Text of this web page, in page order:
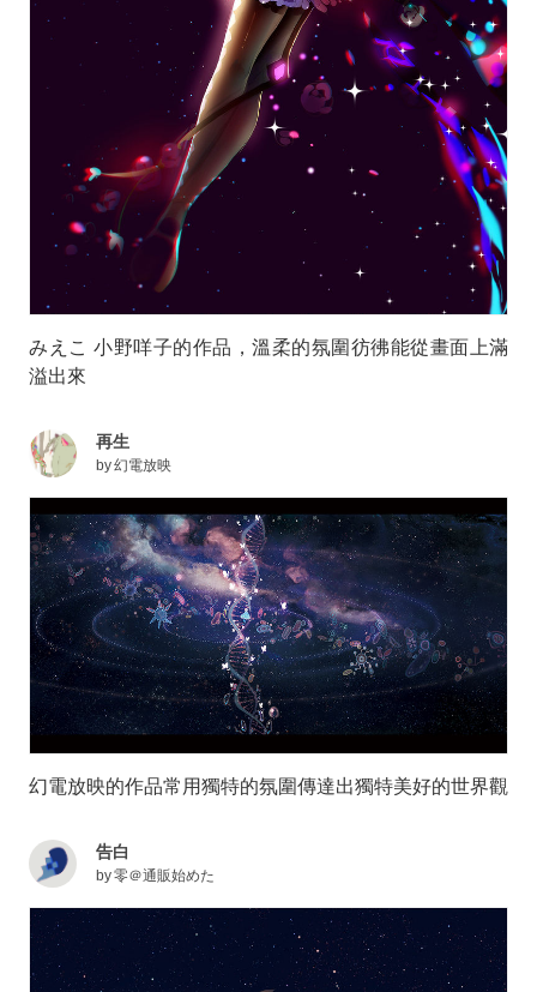
みえこ 小野咩子的作品，溫柔的氛圍彷彿能從畫面上滿
溢出來
再生
by幻電放映
幻電放映的作品常用獨特的氛圍傳達出獨特美好的世界觀
告白
by零＠通販始めた